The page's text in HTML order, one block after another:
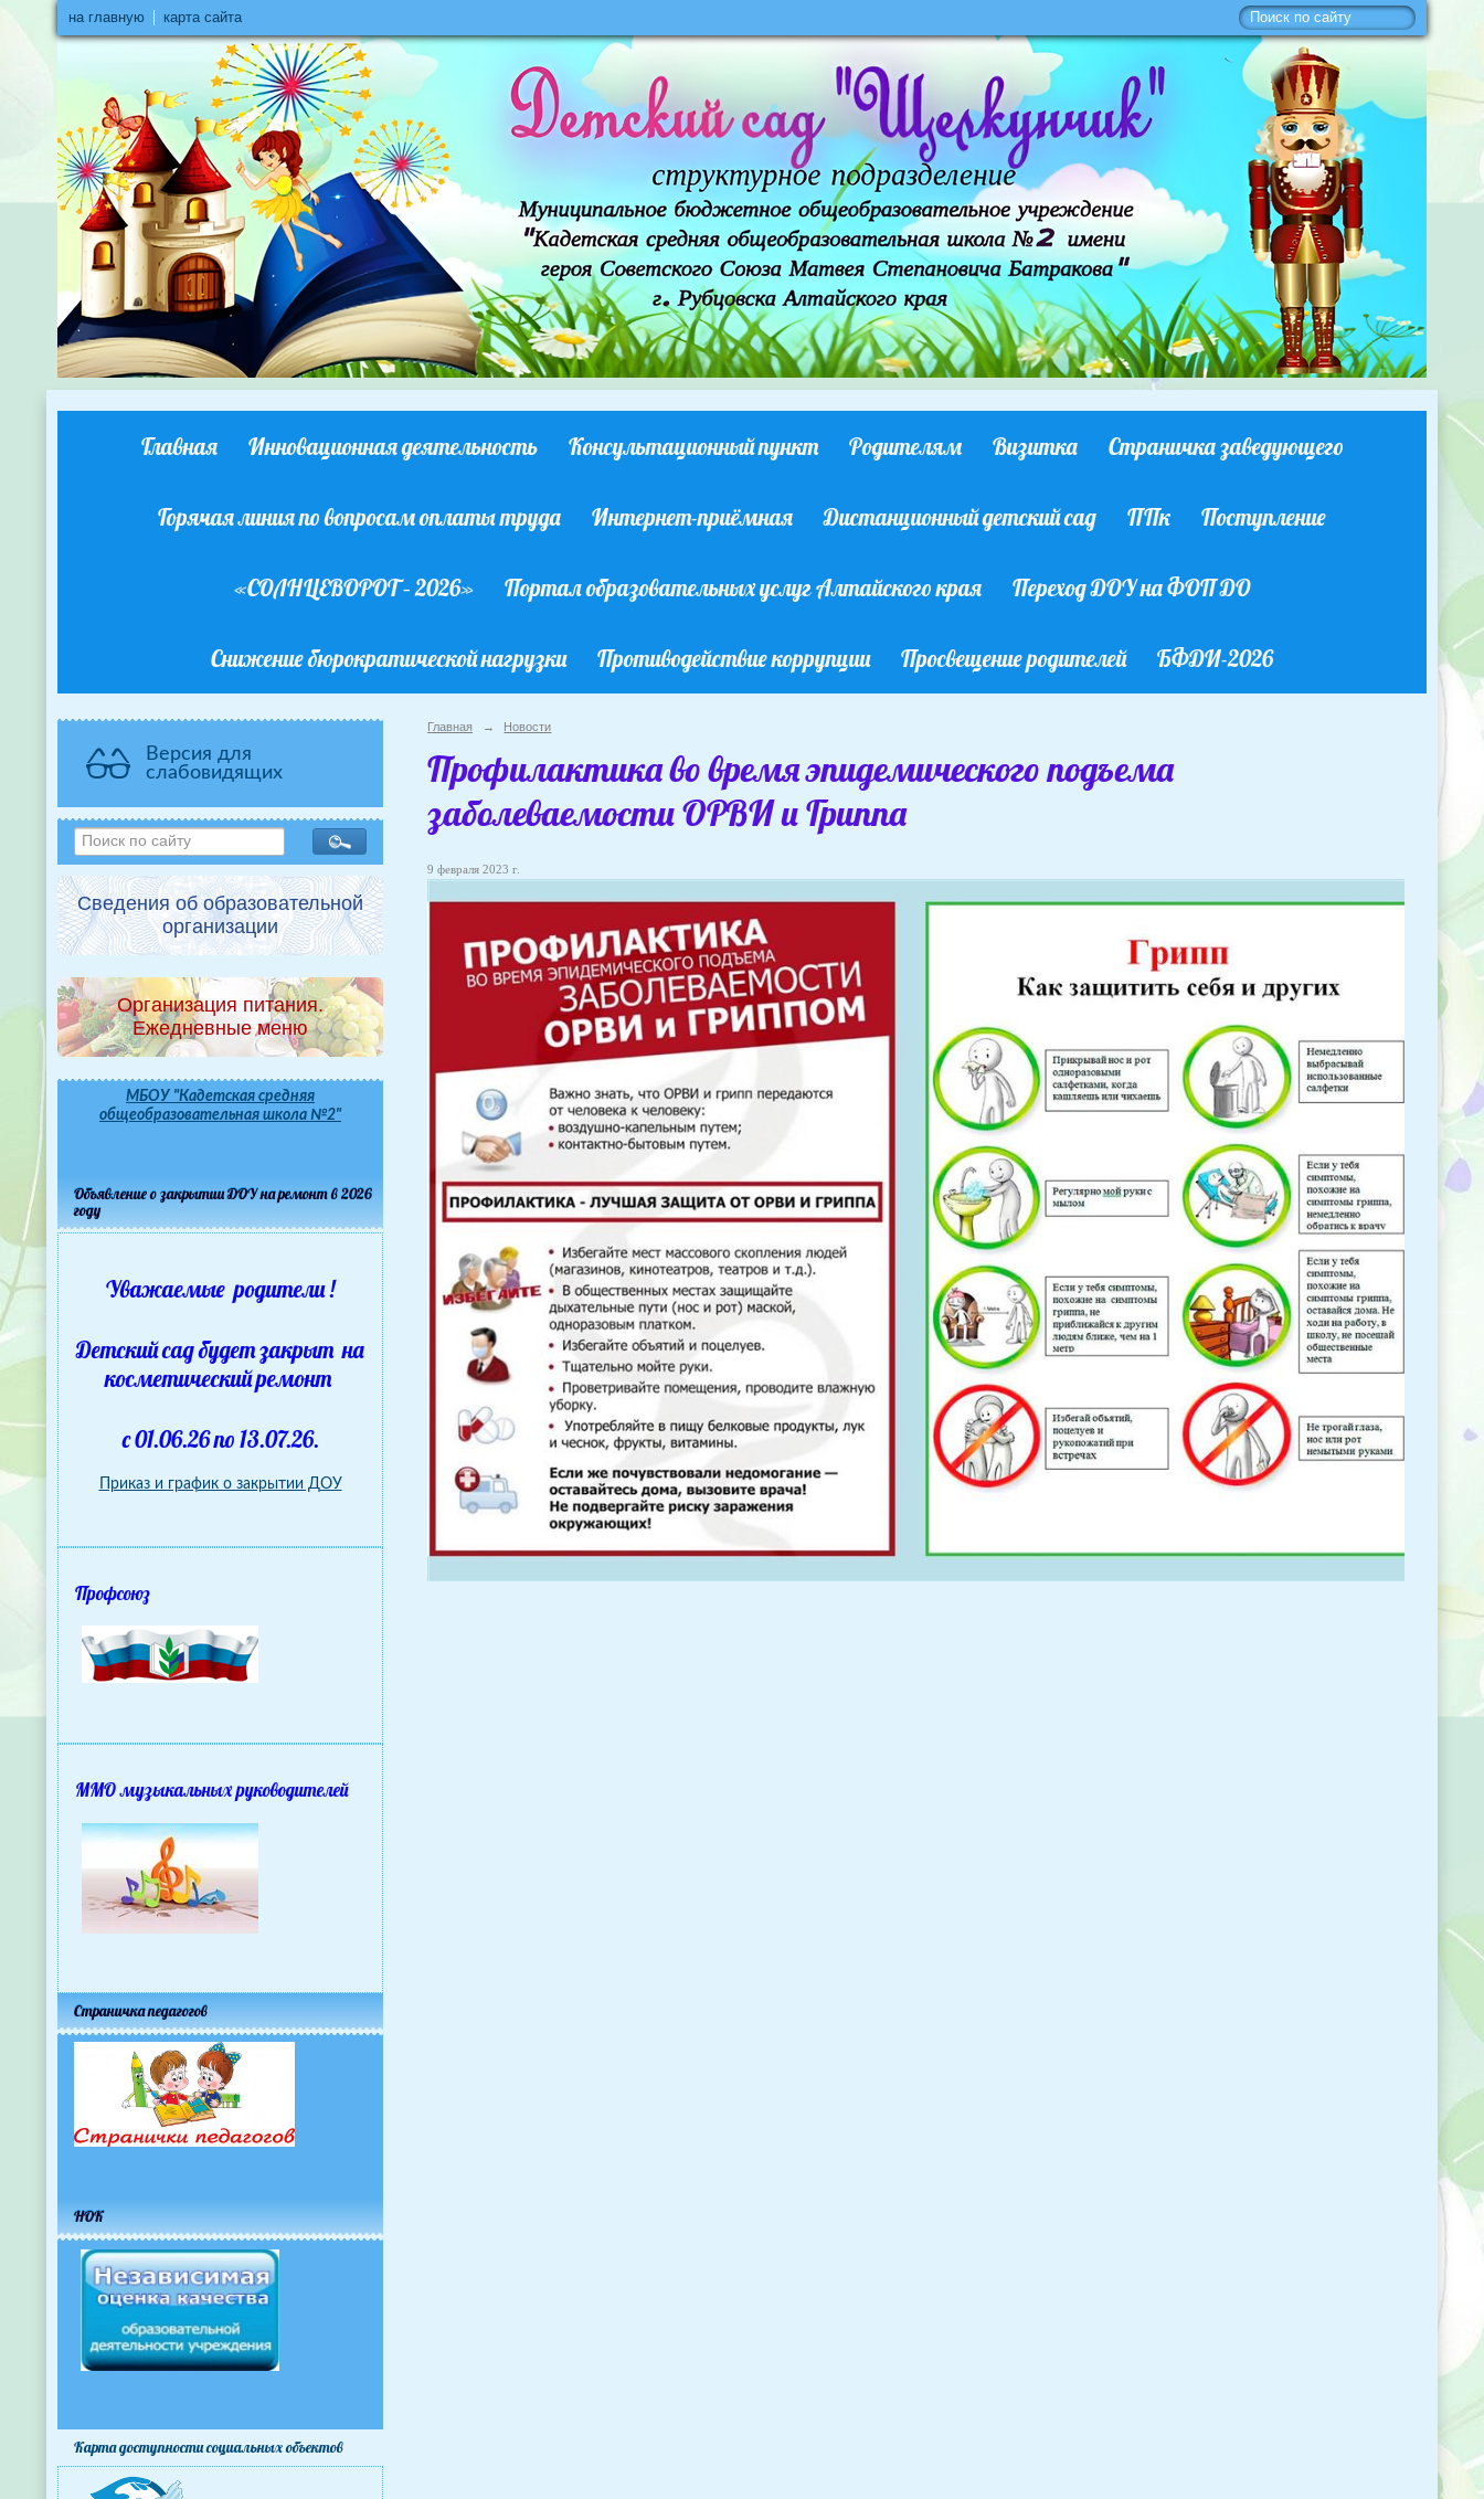
на главную карта сайта
Главная Инновационная деятельность Консультационный пункт Родителям Визитка Страничка заведующего
Горячая линия по вопросам оплаты труда Интернет-приёмная Дистанционный детский сад ППк Поступление
«СОЛНЦЕВОРОТ – 2026» Портал образовательных услуг Алтайского края Переход ДОУ на ФОП ДО
Снижение бюрократической нагрузки Противодействие коррупции Просвещение родителей БФДИ-2026
Версия для
слабовидящих
Сведения об образовательной
организации
Организация питания.
Ежедневные меню
МБОУ "Кадетская средняя
общеобразовательная школа №2"
Объявление о закрытии ДОУ на ремонт в 2026
году
Уважаемые родители !
Детский сад будет закрыт на
косметический ремонт
с 01.06.26 по 13.07.26.
Приказ и график о закрытии ДОУ
Профсоюз
ММО музыкальных руководителей
Страничка педагогов
НОК
Карта доступности cоциальных объектов
Главная → Новости
Профилактика во время эпидемического подъема
заболеваемости ОРВИ и Гриппа
9 февраля 2023 г.